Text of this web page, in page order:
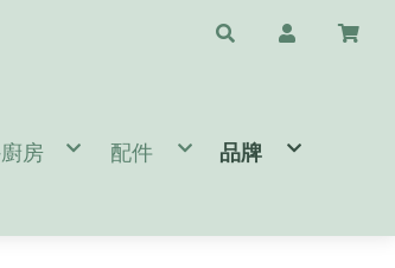
房
桌/廚房用品
配件
護具/瑜珈用品
品牌
H.I.J.K.